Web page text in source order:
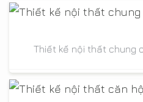
Thiết kế nội thất chung